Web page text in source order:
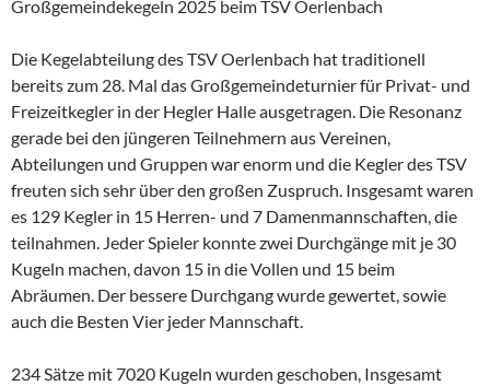
Großgemeindekegeln 2025 beim TSV Oerlenbach
Die Kegelabteilung des TSV Oerlenbach hat traditionell
bereits zum 28. Mal das Großgemeindeturnier für Privat- und
Freizeitkegler in der Hegler Halle ausgetragen. Die Resonanz
gerade bei den jüngeren Teilnehmern aus Vereinen,
Abteilungen und Gruppen war enorm und die Kegler des TSV
freuten sich sehr über den großen Zuspruch. Insgesamt waren
es 129 Kegler in 15 Herren- und 7 Damenmannschaften, die
teilnahmen. Jeder Spieler konnte zwei Durchgänge mit je 30
Kugeln machen, davon 15 in die Vollen und 15 beim
Abräumen. Der bessere Durchgang wurde gewertet, sowie
auch die Besten Vier jeder Mannschaft.
234 Sätze mit 7020 Kugeln wurden geschoben, Insgesamt